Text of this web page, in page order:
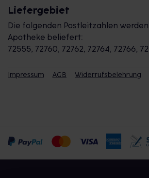
Liefergebiet
Die folgenden Postleitzahlen
Apotheke beliefert:
72555, 72760, 72762, 72764, 72766,
Impressum AGB Widerrufsbelehrung